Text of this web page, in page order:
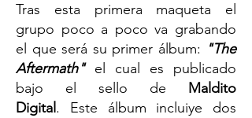
Tras esta primera maqueta el
grupo poco a poco va grabando
el que será su primer álbum: "The
Aftermath"el cual es publicado
bajo el sello de Maldito
Digital . Este álbum incluiye dos